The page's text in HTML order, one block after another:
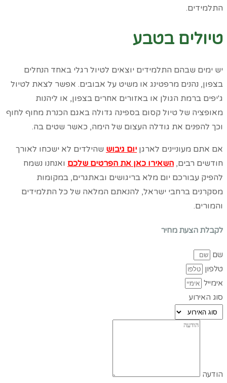
התלמידים.
טיולים בטבע
יש ימים שבהם התלמידים יוצאים לטיול רגלי באחד הנחלים
בצפון, נהנים מרפטינג או משיט על אבובים. אפשר לצאת לטיול
ג'יפים ברמת הגולן או באזורים אחרים בצפון, או ליהנות
מאופציה של טיול קסום בספינה גדולה באגם הכנרת מחוף לחוף
וכך להפנים את גודלה העצום של הימה, כאשר שטים בה.
אם אתם מעוניינים לארגן יום גיבוש שהילדים לא ישכחו לאורך
חודשים רבים, השאירו כאן את הפרטים שלכם ואנחנו נשמח
להפיק עבורכם יום מלא בריגושים ובאתגרים, במקומות
מסקרנים ברחבי ישראל, להנאתם המלאה של כל התלמידים
והמורים.
לקבלת הצעת מחיר
שם
טלפון
אימייל
סוג האירוע
הודעה